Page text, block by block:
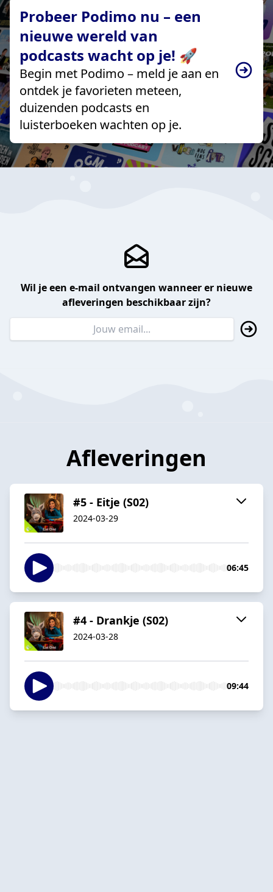
Probeer Podimo nu – een
nieuwe wereld van
podcasts wacht op je! 🚀
Begin met Podimo – meld je aan en
ontdek je favorieten meteen,
duizenden podcasts en
luisterboeken wachten op je.
Wil je een e-mail ontvangen wanneer er nieuwe
afleveringen beschikbaar zijn?
Afleveringen
#5 - Eitje (S02)
2024-03-29
06:45
#4 - Drankje (S02)
2024-03-28
09:44